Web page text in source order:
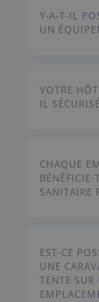
Y-A-T-IL
UN
VOTRE
IL
CHAQUE
SANITAIRE
EST-CE
UNE
TENTE